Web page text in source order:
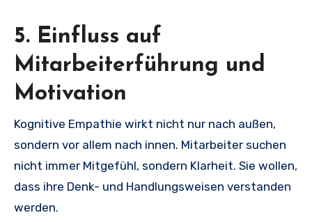
5. Einfluss auf
Mitarbeiterführung und
Motivation
Kognitive Empathie wirkt nicht nur nach außen,
sondern vor allem nach innen. Mitarbeiter suchen
nicht immer Mitgefühl, sondern Klarheit. Sie wollen,
dass ihre Denk- und Handlungsweisen verstanden
werden.